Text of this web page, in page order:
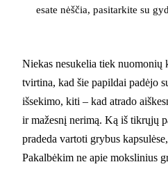
esate nėščia, pasitarkite su
Niekas nesukelia tiek
tvirtina, kad šie papildai padėjo
išsekimo, kiti – kad atrado
ir mažesnį nerimą. Ką iš tikrųjų
pradeda vartoti grybus
Pakalbėkim ne apie mokslinius